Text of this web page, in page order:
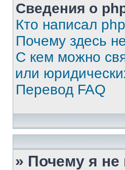
Сведения о
Кто написал
Почему здесь
С кем можно
или
Перевод FAQ
» Почему я